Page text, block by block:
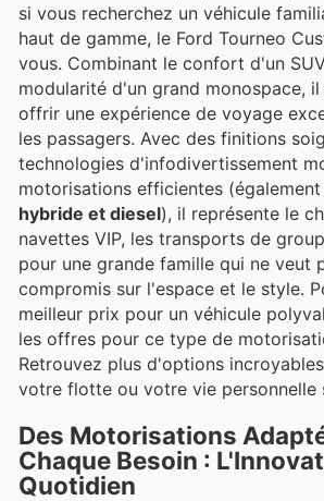
si vous recherchez un véhicule
haut de gamme, le Ford Tourneo
vous. Combinant le confort d'un
modularité d'un grand monospace,
offrir une expérience de voyage
les passagers. Avec des finitions
technologies d'infodivertissement
motorisations efficientes (également
hybride et diesel), il représente le
navettes VIP, les transports de
pour une grande famille qui ne veut
compromis sur l'espace et le style.
meilleur prix pour un véhicule
les offres pour ce type de
Retrouvez plus d'options
votre flotte ou votre vie personnelle
Des Motorisations
Chaque Besoin :
Quotidien